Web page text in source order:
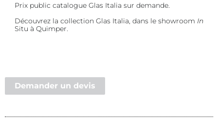
Prix public catalogue Glas Italia sur demande.
Découvrez la collection Glas Italia, dans le showroom In
Situ à Quimper.
Demander un devis